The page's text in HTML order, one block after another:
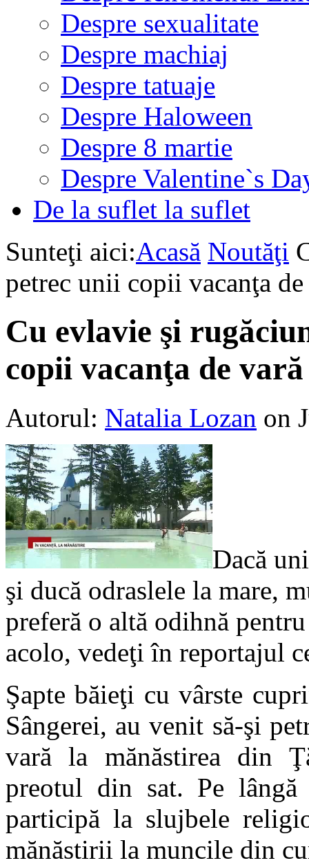
Despre sexualitate
Despre machiaj
Despre tatuaje
Despre Haloween
Despre 8 martie
Despre Valentine`s
De la suflet la suflet
Sunteţi aici:Acasă Noutăţi
petrec unii copii vacanţa de
Cu evlavie şi
copii vacanţa de vară
Autorul: Natalia Lozan on
Dacă
şi ducă odraslele la mare,
preferă o altă odihnă
acolo, vedeţi în reportajul
Şapte băieţi cu vârste
Sângerei, au venit să-şi
vară la mănăstirea din
preotul din sat. Pe
participă la slujbele
mănăstirii la muncile din